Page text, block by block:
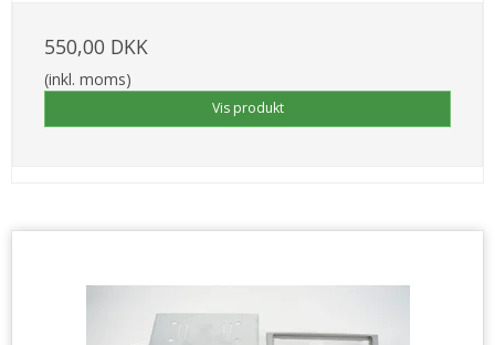
550,00 DKK
(inkl. moms)
Vis produkt